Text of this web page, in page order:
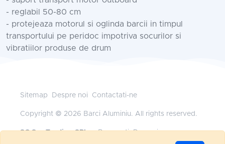
- reglabil 50-80 cm
- protejeaza motorul si oglinda barcii in timpul
transportului pe peridoc impotriva socurilor si
vibratiilor produse de drum
Sitemap Despre noi Contactati-ne
Copyright © 2026 Barci Aluminiu. All rights reserved.
SC Sys Trading SRL— Bucuresti, Romania